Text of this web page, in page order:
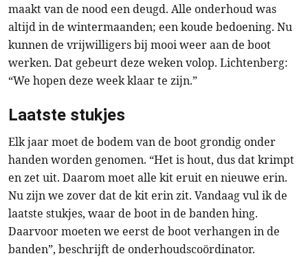
maakt van de nood een deugd. Alle onderhoud was
altijd in de wintermaanden; een koude bedoening. Nu
kunnen de vrijwilligers bij mooi weer aan de boot
werken. Dat gebeurt deze weken volop. Lichtenberg:
“We hopen deze week klaar te zijn.”
Laatste stukjes
Elk jaar moet de bodem van de boot grondig onder
handen worden genomen. “Het is hout, dus dat krimpt
en zet uit. Daarom moet alle kit eruit en nieuwe erin.
Nu zijn we zover dat de kit erin zit. Vandaag vul ik de
laatste stukjes, waar de boot in de banden hing.
Daarvoor moeten we eerst de boot verhangen in de
banden”, beschrijft de onderhoudscoördinator.